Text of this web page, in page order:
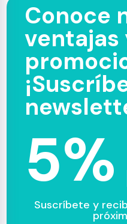
Conoce
ventajas
5%
Suscríbete y